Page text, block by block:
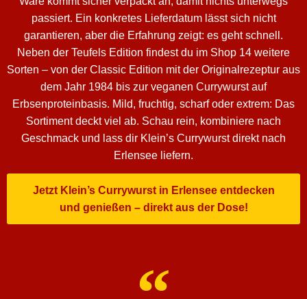
passiert. Ein konkretes Lieferdatum lässt sich nicht
garantieren, aber die Erfahrung zeigt: es geht schnell.
Neben der Teufels Edition findest du im Shop 14 weitere
Sorten – von der Classic Edition mit der Originalrezeptur aus
dem Jahr 1984 bis zur veganen Currywurst auf
Erbsenproteinbasis. Mild, fruchtig, scharf oder extrem: Das
Sortiment deckt viel ab. Schau rein, kombiniere nach
Geschmack und lass dir Klein’s Currywurst direkt nach
Erlensee liefern.
Jetzt Klein’s Currywurst in Erlensee entdecken
und genießen – direkt aus der Dose!